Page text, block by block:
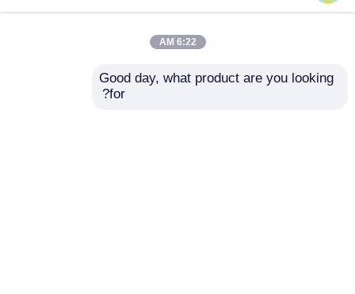
وقود فاصل المياه الهندسة
6:22 AM
Good day, what product are you looking
for?